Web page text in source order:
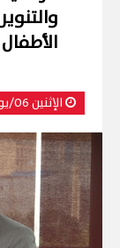
الأطفال
الإثنين 06/يوليو/2026 - 10:50 م